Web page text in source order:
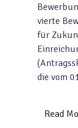
vierte
für
die vom
Read